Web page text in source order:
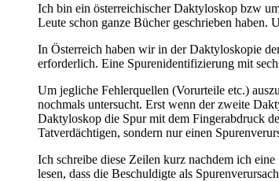
Ich bin ein österreichischer Daktyloskop bzw
Leute schon ganze Bücher geschrieben
In Österreich haben wir in der Daktyloskopie
erforderlich. Eine Spurenidentifizierung mit
Um jegliche Fehlerquellen (Vorurteile etc.)
nochmals untersucht. Erst wenn der zweite
Daktyloskop die Spur mit dem Fingerabdruck
Tatverdächtigen, sondern nur einen
Ich schreibe diese Zeilen kurz nachdem ich
lesen, dass die Beschuldigte als